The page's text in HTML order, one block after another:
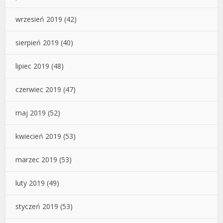
wrzesień 2019 (42)
sierpień 2019 (40)
lipiec 2019 (48)
czerwiec 2019 (47)
maj 2019 (52)
kwiecień 2019 (53)
marzec 2019 (53)
luty 2019 (49)
styczeń 2019 (53)